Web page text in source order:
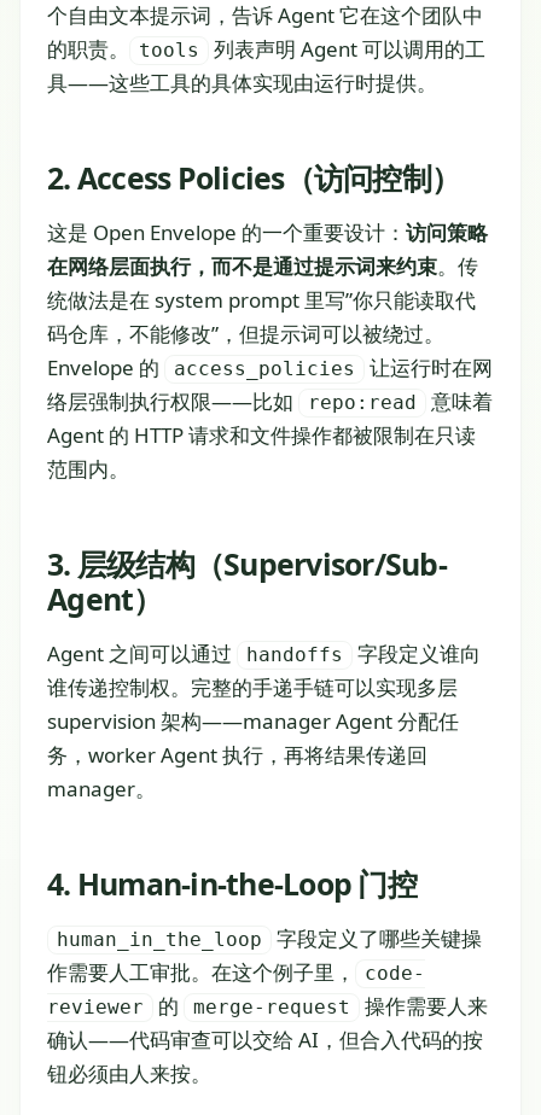
个自由文本提示词，告诉 Agent 它在这个团队中
的职责。
tools
列表声明 Agent 可以调用的工
具——这些工具的具体实现由运行时提供。
2. Access Policies（访问控制）
这是 Open Envelope 的一个重要设计： 访问策略
在网络层面执行，而不是通过提示词来约束。传
统做法是在 system prompt 里写”你只能读取代
码仓库，不能修改”，但提示词可以被绕过。
Envelope 的
access_policies
让运行时在网
络层强制执行权限——比如
repo:read
意味着
Agent 的 HTTP 请求和文件操作都被限制在只读
范围内。
3. 层级结构（Supervisor/Sub-
Agent）
Agent 之间可以通过 handoffs
字段定义谁向
谁传递控制权。完整的手递手链可以实现多层
supervision 架构——manager Agent 分配任
务，worker Agent 执行，再将结果传递回
manager。
4. Human-in-the-Loop 门控
human_in_the_loop
字段定义了哪些关键操
作需要人工审批。在这个例子里，
code-
reviewer
的 merge-request
操作需要人来
确认——代码审查可以交给 AI，但合入代码的按
钮必须由人来按。